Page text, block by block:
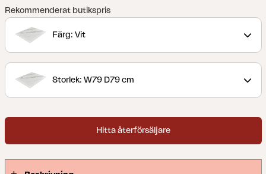
Rekommenderat butikspris
Färg: Vit
Storlek: W79 D79 cm
Hitta återförsäljare